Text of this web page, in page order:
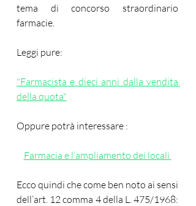
tema di concorso straordinario
farmacie.
Leggi pure:
"Farmacista e dieci anni dalla vendita
della quota"
Oppure potrà interessare :
Farmacia e l’ampliamento dei locali
Ecco quindi che come ben noto ai sensi
dell’art. 12 comma 4 della L. 475/1968: